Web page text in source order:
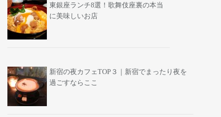
東銀座ランチ8選！歌舞伎座裏の本当
に美味しいお店
新宿の夜カフェTOP３｜新宿でまったり夜を
過ごすならここ